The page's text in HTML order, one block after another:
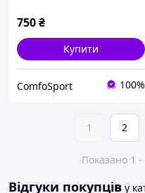
750₴
Купити
ComfoSport 100%
1 2
Показано 1 -
Відгуки покупців у